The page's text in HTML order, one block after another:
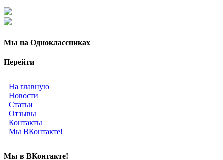
Мы на Одноклассниках
Перейти
На главную
Новости
Статьи
Отзывы
Контакты
Мы ВКонтакте!
Мы в ВКонтакте!